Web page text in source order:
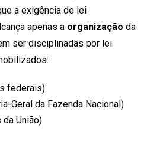
a exigência de lei
apenas a organização da
ser disciplinadas por lei
federais)
Geral da Fazenda Nacional)
União)